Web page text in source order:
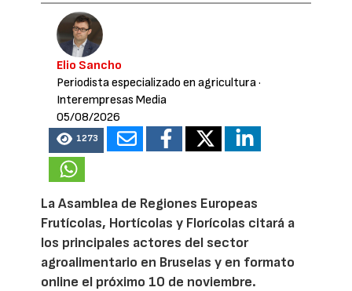
Elio Sancho
Periodista especializado en agricultura·
Interempresas Media
05/08/2026
1273
La Asamblea de Regiones Europeas
Frutícolas, Hortícolas y Florícolas citará a
los principales actores del sector
agroalimentario en Bruselas y en formato
online el próximo 10 de noviembre.